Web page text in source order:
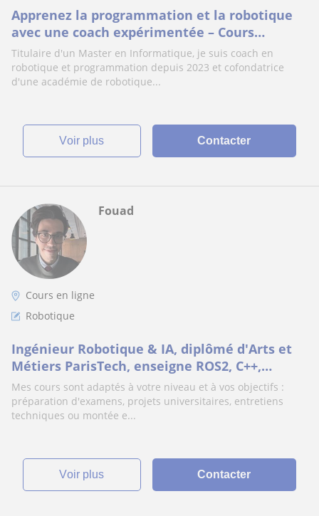
Apprenez la programmation et la robotique
avec une coach expérimentée – Cours
personnalisés pour tous les niveaux
Titulaire d'un Master en Informatique, je suis coach en
robotique et programmation depuis 2023 et cofondatrice
d'une académie de robotique...
voir plus Contacter
Fouad
Cours en ligne
Robotique
Ingénieur Robotique & IA, diplômé d'Arts et
Métiers ParisTech, enseigne ROS2, C++,
Python et Computer Vision
Mes cours sont adaptés à votre niveau et à vos objectifs :
préparation d'examens, projets universitaires, entretiens
techniques ou montée e...
voir plus Contacter